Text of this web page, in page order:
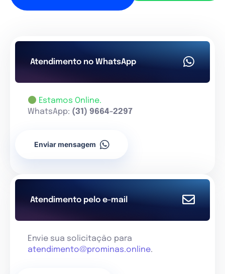
Atendimento no WhatsApp
Estamos Online.
WhatsApp: (31) 9664-2297
Enviar mensagem
Atendimento pelo e-mail
Envie sua solicitação para
atendimento@prominas.online.